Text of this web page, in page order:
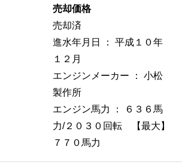
売却価格
売却済
進水年月日 ： 平成１０年
１２月
エンジンメーカー ： 小松
製作所
エンジン馬力 ：
６３６馬
力/２０３０回転 【最大】
７７０馬力